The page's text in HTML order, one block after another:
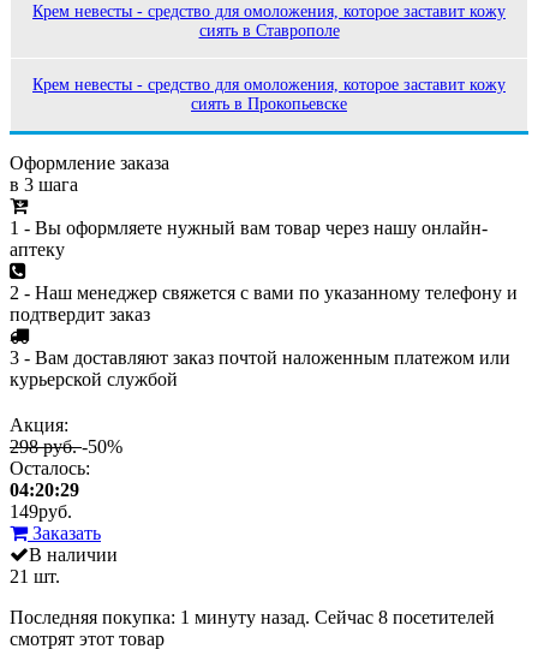
Крем невесты - средство для омоложения, которое заставит кожу
сиять в Ставрополе
Крем невесты - средство для омоложения, которое заставит кожу
сиять в Прокопьевске
Оформление заказа
в 3 шага
1 - Вы оформляете нужный вам товар через нашу онлайн-
аптеку
2 - Наш менеджер свяжется с вами по указанному телефону и
подтвердит заказ
3 - Вам доставляют заказ почтой наложенным платежом или
курьерской службой
Акция:
298 руб.-50%
Осталось:
04:20:29
149руб.
Заказать
В наличии
21 шт.
Последняя покупка: 1 минуту назад. Сейчас 8 посетителей
смотрят этот товар